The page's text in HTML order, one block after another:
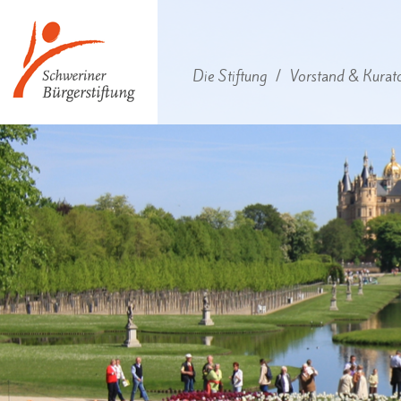
Die Stiftung / Vorstand &